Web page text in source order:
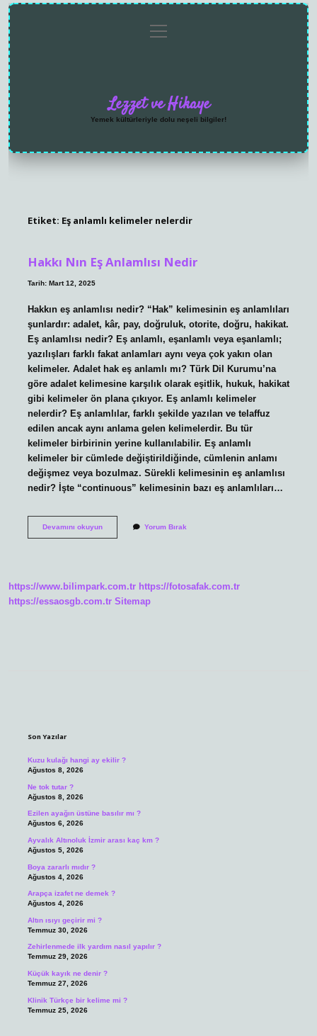
menüyü
aç
Lezzet ve Hikaye
Yemek kültürleriyle dolu neşeli bilgiler!
Etiket: Eş anlamlı kelimeler nelerdir
Hakkı Nın Eş Anlamlısı Nedir
Tarih: Mart 12, 2025
Hakkın eş anlamlısı nedir? “Hak” kelimesinin eş anlamlıları
şunlardır: adalet, kâr, pay, doğruluk, otorite, doğru, hakikat.
Eş anlamlısı nedir? Eş anlamlı, eşanlamlı veya eşanlamlı;
yazılışları farklı fakat anlamları aynı veya çok yakın olan
kelimeler. Adalet hak eş anlamlı mı? Türk Dil Kurumu’na
göre adalet kelimesine karşılık olarak eşitlik, hukuk, hakikat
gibi kelimeler ön plana çıkıyor. Eş anlamlı kelimeler
nelerdir? Eş anlamlılar, farklı şekilde yazılan ve telaffuz
edilen ancak aynı anlama gelen kelimelerdir. Bu tür
kelimeler birbirinin yerine kullanılabilir. Eş anlamlı
kelimeler bir cümlede değiştirildiğinde, cümlenin anlamı
değişmez veya bozulmaz. Sürekli kelimesinin eş anlamlısı
nedir? İşte “continuous” kelimesinin bazı eş anlamlıları…
Devamını okuyunHakkı
Yorum Bırak
https://www.bilimpark.com.tr https://fotosafak.com.tr
https://essaosgb.com.tr Sitemap
Son Yazılar
Kuzu kulağı hangi ay ekilir ?
Ağustos 8, 2026
Ne tok tutar ?
Ağustos 8, 2026
Ezilen ayağın üstüne basılır mı ?
Ağustos 6, 2026
Ayvalık Altınoluk İzmir arası kaç km ?
Ağustos 5, 2026
Boya zararlı mıdır ?
Ağustos 4, 2026
Arapça izafet ne demek ?
Ağustos 4, 2026
Altın ısıyı geçirir mi ?
Temmuz 30, 2026
Zehirlenmede ilk yardım nasıl yapılır ?
Temmuz 29, 2026
Küçük kayık ne denir ?
Temmuz 27, 2026
Klinik Türkçe bir kelime mi ?
Temmuz 25, 2026